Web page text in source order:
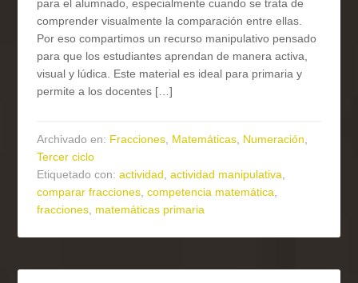
para el alumnado, especialmente cuando se trata de
comprender visualmente la comparación entre ellas.
Por eso compartimos un recurso manipulativo pensado
para que los estudiantes aprendan de manera activa,
visual y lúdica. Este material es ideal para primaria y
permite a los docentes […]
Archivado en: Fracciones, Matemáticas, Numeración,
Tercer ciclo
Etiquetado con:actividad,actividad manipulativa,
comparar fracciones,competencia matemática,
fracciones, matemáticas primaria